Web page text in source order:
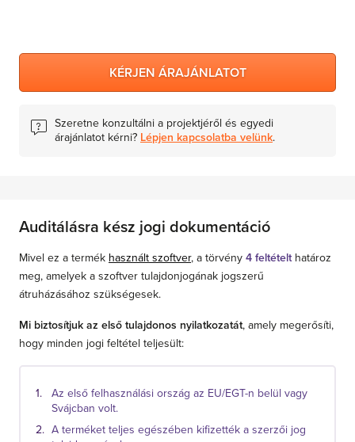
KÉRJEN ÁRAJÁNLATOT
Szeretne konzultálni a projektjéről és egyedi
árajánlatot kérni? Lépjen kapcsolatba velünk.
Auditálásra kész jogi dokumentáció
Mivel ez a termék használt szoftver, a törvény 4 feltételthatároz
meg, amelyek a szoftver tulajdonjogának jogszerű
átruházásához szükségesek.
Mi biztosítjuk az első tulajdonos nyilatkozatát, amely megerősíti,
hogy minden jogi feltétel teljesült:
Az első felhasználási ország az EU/EGT-n belül vagy
Svájcban volt.
A terméket teljes egészében kifizették a szerzői jog